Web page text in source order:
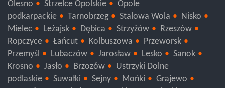
Olesno
Strzelce Opolskie
Opole
podkarpackie
Tarnobrzeg Stalowa Wola
Nisko
Mielec
Leżajsk Dębica Strzyżów
Rzeszów
Ropczyce
Łańcut Kolbuszowa
Przeworsk
Przemyśl
Lubaczów Jarosław Lesko
Sanok
Krosno
Jasło Brzozów
Ustrzyki Dolne
podlaskie
Suwałki Sejny Mońki
Grajewo